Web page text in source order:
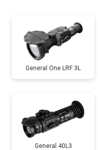
General One LRF 3L
General 40L3